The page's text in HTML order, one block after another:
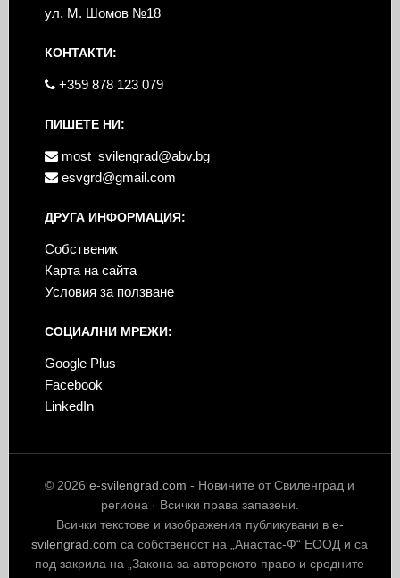
ул. М. Шомов №18
КОНТАКТИ:
+359 878 123 079
ПИШЕТЕ НИ:
most_svilengrad@abv.bg
esvgrd@gmail.com
ДРУГА ИНФОРМАЦИЯ:
Собственик
Карта на сайта
Условия за ползване
СОЦИАЛНИ МРЕЖИ:
Google Plus
Facebook
LinkedIn
© 2026e-svilengrad.com - Новините от Свиленград и
региона · Всички права запазени.
Всички текстове и изображения публикувани в e-
svilengrad.com са собственост на „Анастас-Ф“ ЕООД и са
под закрила на „Закона за авторското право и сродните